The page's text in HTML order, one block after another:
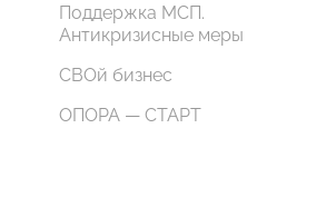
Поддержка МСП.
Антикризисные меры
СВОй бизнес
ОПОРА — СТАРТ